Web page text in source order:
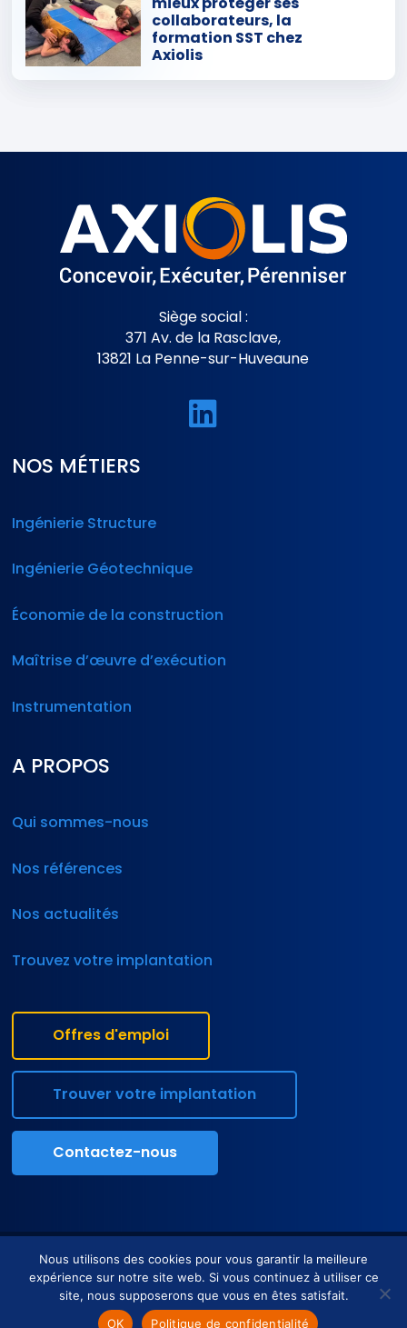
AXIOLIS : une journée
sportive pour créer du lien
autrement
mieux protéger ses
collaborateurs, la
formation SST chez
Axiolis
Siège social :
371 Av. de la Rasclave,
13821 La Penne-sur-Huveaune

NOS MÉTIERS
Ingénierie Structure
Ingénierie Géotechnique
Économie de la construction
Maîtrise d’œuvre d’exécution
Instrumentation
A PROPOS
Qui sommes-nous
Nos références
Nos actualités
Trouvez votre implantation
Offres d'emploi
Trouver votre implantation
Contactez-nous
confidentialité


Nous utilisons des cookies pour vous garantir la meilleure
expérience sur notre site web. Si vous continuez à utiliser ce
site, nous supposerons que vous en êtes satisfait.
OK
Politique de confidentialité